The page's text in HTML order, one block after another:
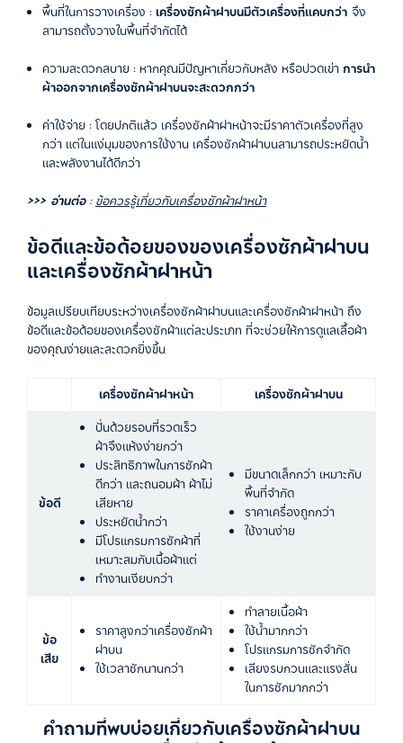
พื้นที่ในการวางเครื่อง : เครื่องซักผ้าฝาบนมีตัวเครื่องที่แคบกว่า จึง
สามารถตั้งวางในพื้นที่จำกัดได้
ความสะดวกสบาย : หากคุณมีปัญหาเกี่ยวกับหลัง หรือปวดเข่าการนำ
ผ้าออกจากเครื่องซักผ้าฝาบนจะสะดวกกว่า
ค่าใช้จ่าย : โดยปกติแล้ว เครื่องซักผ้าฝาหน้าจะมีราคาตัวเครื่องที่สูง
กว่า แต่ในแง่มุมของการใช้งาน เครื่องซักผ้าฝาบนสามารถประหยัดน้ำ
และพลังงานได้ดีกว่า
>>> อ่านต่อ:ข้อควรรู้เกี่ยวกับเครื่องซักผ้าฝาหน้า
ข้อดีและข้อด้อยของของเครื่องซักผ้าฝาบน
และเครื่องซักผ้าฝาหน้า
ข้อมูลเปรียบเทียบระหว่างเครื่องซักผ้าฝาบนและเครื่องซักผ้าฝาหน้า ถึง
ข้อดีและข้อด้อยของเครื่องซักผ้าแต่ละประเภท ที่จะช่วยให้การดูแลเสื้อผ้า
ของคุณง่ายและสะดวกยิ่งขึ้น
เครื่องซักผ้าฝาหน้า เครื่องซักผ้าฝาบน
ข้อดี
ปั่นด้วยรอบที่รวดเร็ว
ผ้าจึงแห้งง่ายกว่า
ประสิทธิภาพในการซักผ้า
ดีกว่า และถนอมผ้า ผ้าไม่
เสียหาย
ประหยัดน้ำกว่า
มีโปรแกรมการซักผ้าที่
เหมาะสมกับเนื้อผ้าแต่
ทำงานเงียบกว่า
มีขนาดเล็กกว่า เหมาะกับ
พื้นที่จำกัด
ราคาเครื่องถูกกว่า
ใช้งานง่าย
ข้อ
เสีย
ราคาสูงกว่าเครื่องซักผ้า
ฝาบน
ใช้เวลาซักนานกว่า
ทำลายเนื้อผ้า
ใช้น้ำมากกว่า
โปรแกรมการซักจำกัด
เสียงรบกวนและแรงสั่น
ในการซักมากกว่า
คำถามที่พบบ่อยเกี่ยวกับเครื่องซักผ้าฝาบน